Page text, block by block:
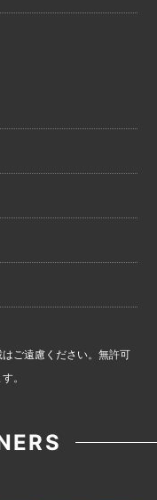
ご遠慮ください。無許可
。